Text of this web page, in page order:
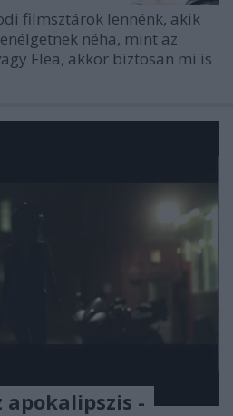
filmsztárok lennénk, akik
néha, mint az
Flea, akkor biztosan mi is
apokalipszis -